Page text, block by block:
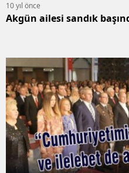
10 yıl önce
Akgün ailesi sandık